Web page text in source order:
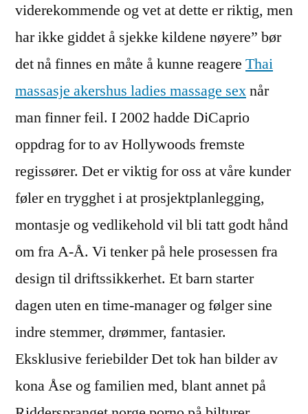
viderekommende og vet at dette er riktig, men
har ikke giddet å sjekke kildene nøyere” bør
det nå finnes en måte å kunne reagere Thai
massasje akershus ladies massage sexnår
man finner feil. I 2002 hadde DiCaprio
oppdrag for to av Hollywoods fremste
regissører. Det er viktig for oss at våre kunder
føler en trygghet i at prosjektplanlegging,
montasje og vedlikehold vil bli tatt godt hånd
om fra A-Å. Vi tenker på hele prosessen fra
design til driftssikkerhet. Et barn starter
dagen uten en time-manager og følger sine
indre stemmer, drømmer, fantasier.
Eksklusive feriebilder Det tok han bilder av
kona Åse og familien med, blant annet på